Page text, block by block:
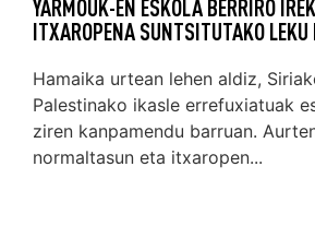
YARMOUK-EN ESKOLA BERRIRO
ITXAROPENA SUNTSITUTAKO LEKU
Hamaika urtean lehen aldiz,
Palestinako ikasle errefuxiatuak
ziren kanpamendu barruan.
normaltasun eta itxaropen...